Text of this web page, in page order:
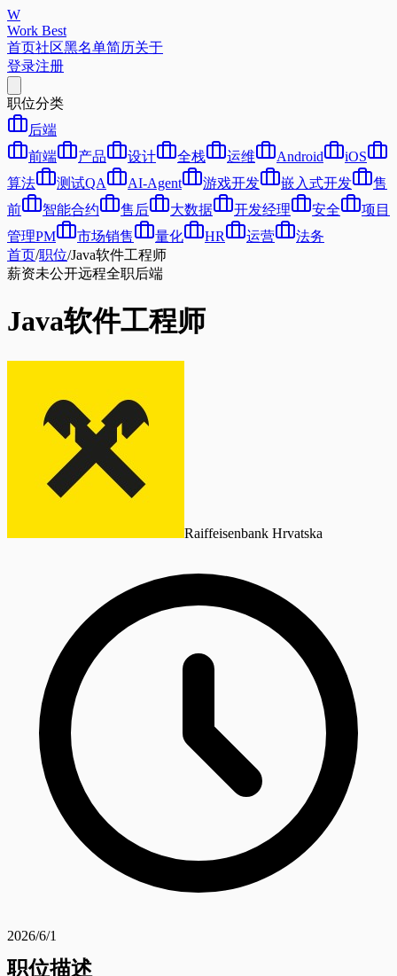
W
Work Best
首页社区黑名单简历关于
登录注册
职位分类
后端
前端
产品 设计 全栈 运维 Android
iOS
算法
测试QA AI-Agent 游戏开发 嵌入式开发
售
前
智能合约 售后 大数据 开发经理 安全
项目
管理PM
市场销售 量化 HR 运营
法务
首页/职位/Java软件工程师
薪资未公开远程全职后端
Java软件工程师
Raiffeisenbank Hrvatska
2026/6/1
职位描述